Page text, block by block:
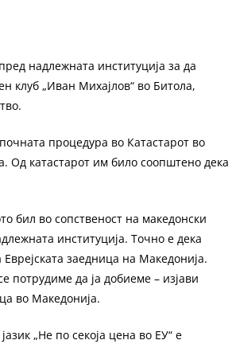
надлежната институција за да
клуб „Иван Михајлов“ во Битола,
процедура во Катастарот во
Од катастарот им било соопштено дека
бил во сопственост на македонски
институција. Точно е дека
заедница на Македонија.
потрудиме да ја добиеме – изјави
во Македонија.
„Не по секоја цена во ЕУ“ е